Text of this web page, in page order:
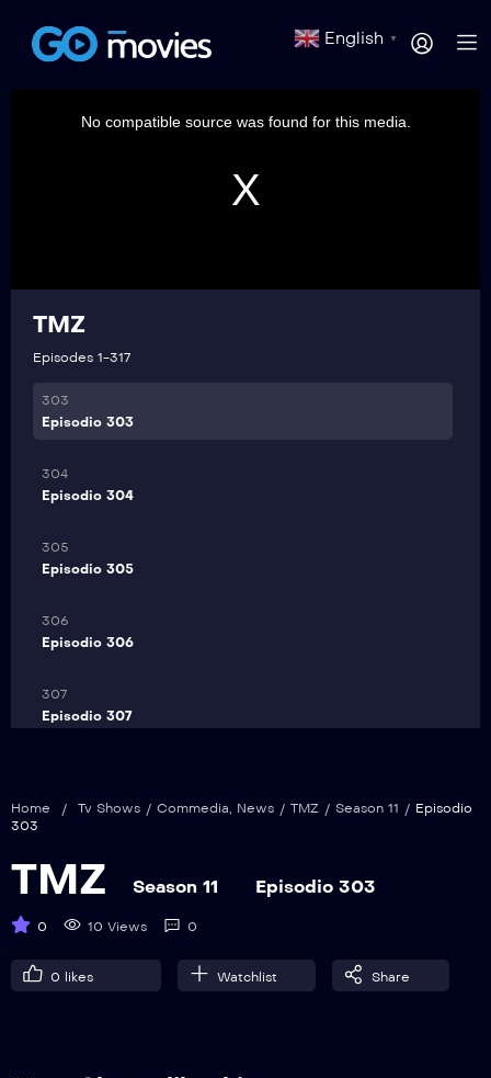
English ▼
No compatible source was found for this media.
TMZ
Episodes 1-317
298
Episodio 298
Episodio 299
302
Episodio 302
303
Episodio 303
304
Episodio 304
305
Episodio 305
306
Episodio 306
307
Episodio 307
Episodio 309
311
Home / Tv Shows / Commedia, News / TMZ / Season 11 / Episodio
303
TMZ Season 11 Episodio 303
0 10 Views 0
0 likes Watchlist Share